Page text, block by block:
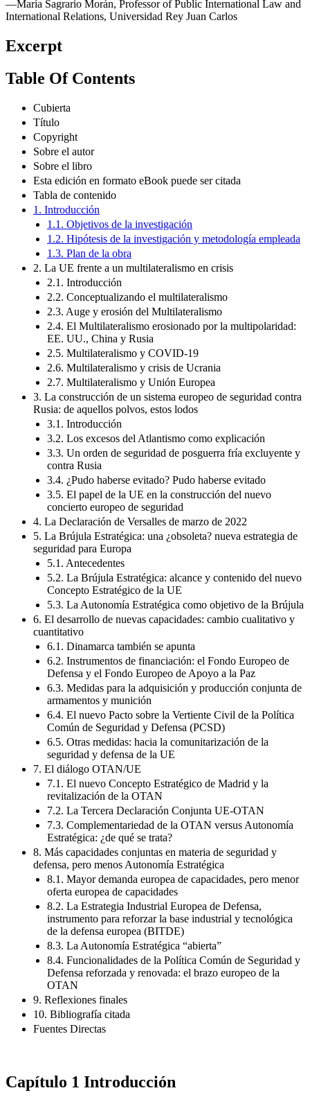
—María Sagrario Morán, Professor of Public International Law and
International Relations, Universidad Rey Juan Carlos
Excerpt
Table Of Contents
Cubierta
Título
Copyright
Sobre el autor
Sobre el libro
Esta edición en formato eBook puede ser citada
Tabla de contenido
1. Introducción
1.1. Objetivos de la investigación
1.2. Hipótesis de la investigación y metodología empleada
1.3. Plan de la obra
2. La UE frente a un multilateralismo en crisis
2.1. Introducción
2.2. Conceptualizando el multilateralismo
2.3. Auge y erosión del Multilateralismo
2.4. El Multilateralismo erosionado por la multipolaridad:
EE. UU., China y Rusia
2.5. Multilateralismo y COVID-19
2.6. Multilateralismo y crisis de Ucrania
2.7. Multilateralismo y Unión Europea
3. La construcción de un sistema europeo de seguridad contra
Rusia: de aquellos polvos, estos lodos
3.1. Introducción
3.2. Los excesos del Atlantismo como explicación
3.3. Un orden de seguridad de posguerra fría excluyente y
contra Rusia
3.4. ¿Pudo haberse evitado? Pudo haberse evitado
3.5. El papel de la UE en la construcción del nuevo
concierto europeo de seguridad
4. La Declaración de Versalles de marzo de 2022
5. La Brújula Estratégica: una ¿obsoleta? nueva estrategia de
seguridad para Europa
5.1. Antecedentes
5.2. La Brújula Estratégica: alcance y contenido del nuevo
Concepto Estratégico de la UE
5.3. La Autonomía Estratégica como objetivo de la Brújula
6. El desarrollo de nuevas capacidades: cambio cualitativo y
cuantitativo
6.1. Dinamarca también se apunta
6.2. Instrumentos de financiación: el Fondo Europeo de
Defensa y el Fondo Europeo de Apoyo a la Paz
6.3. Medidas para la adquisición y producción conjunta de
armamentos y munición
6.4. El nuevo Pacto sobre la Vertiente Civil de la Política
Común de Seguridad y Defensa (PCSD)
6.5. Otras medidas: hacia la comunitarización de la
seguridad y defensa de la UE
7. El diálogo OTAN/UE
7.1. El nuevo Concepto Estratégico de Madrid y la
revitalización de la OTAN
7.2. La Tercera Declaración Conjunta UE-OTAN
7.3. Complementariedad de la OTAN versus Autonomía
Estratégica: ¿de qué se trata?
8. Más capacidades conjuntas en materia de seguridad y
defensa, pero menos Autonomía Estratégica
8.1. Mayor demanda europea de capacidades, pero menor
oferta europea de capacidades
8.2. La Estrategia Industrial Europea de Defensa,
instrumento para reforzar la base industrial y tecnológica
de la defensa europea (BITDE)
8.3. La Autonomía Estratégica “abierta”
8.4. Funcionalidades de la Política Común de Seguridad y
Defensa reforzada y renovada: el brazo europeo de la
OTAN
9. Reflexiones finales
10. Bibliografía citada
Fuentes Directas
Capítulo 1 Introducción